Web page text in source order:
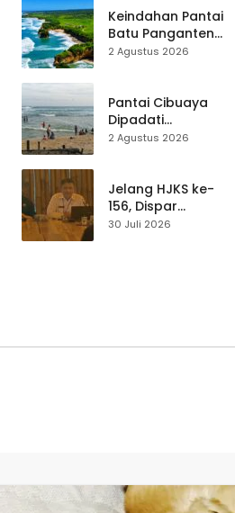
Mitigasi hingga
Teknik Evakuasi
Keindahan Pantai
Batu Panganten
Mulai Dilirik
2 Agustus 2026
Pantai Cibuaya
Dipadati
Wisatawan,
Waspada
2 Agustus 2026
Jelang HJKS ke-
156, Dispar
Kabupaten
30 Juli 2026